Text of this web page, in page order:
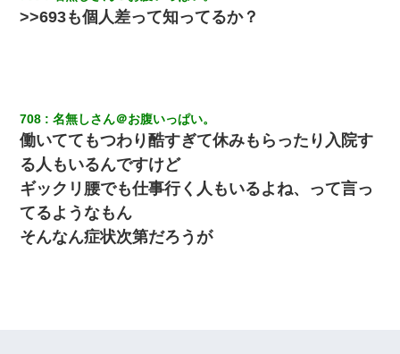
>>693も個人差って知ってるか？
708 名無しさん＠お腹いっぱい。
働いててもつわり酷すぎて休みもらったり入院す
る人もいるんですけど
ギックリ腰でも仕事行く人もいるよね、って言っ
てるようなもん
そんなん症状次第だろうが